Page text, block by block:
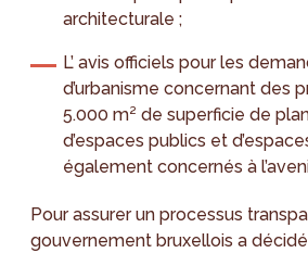
architecturale ;
L’ avis officiels pour les
d’urbanisme concernant des
5.000 m² de superficie de
d’espaces publics et
également concernés à
Pour assurer un processus
gouvernement bruxellois a